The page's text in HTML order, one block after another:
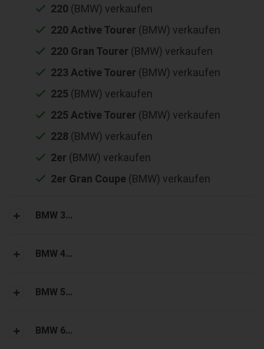
220 (BMW) verkaufen
220 Active Tourer (BMW) verkaufen
220 Gran Tourer (BMW) verkaufen
223 Active Tourer (BMW) verkaufen
225 (BMW) verkaufen
225 Active Tourer (BMW) verkaufen
228 (BMW) verkaufen
2er (BMW) verkaufen
2er Gran Coupe (BMW) verkaufen
BMW 3...
BMW 4...
BMW 5...
BMW 6...